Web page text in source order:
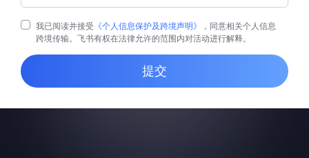
我已阅读并接受 《个人信息保护及跨境声明》
，同意相关个人信息
跨境传输。飞书有权在法律允许的范围内对活动进行解释。
提交